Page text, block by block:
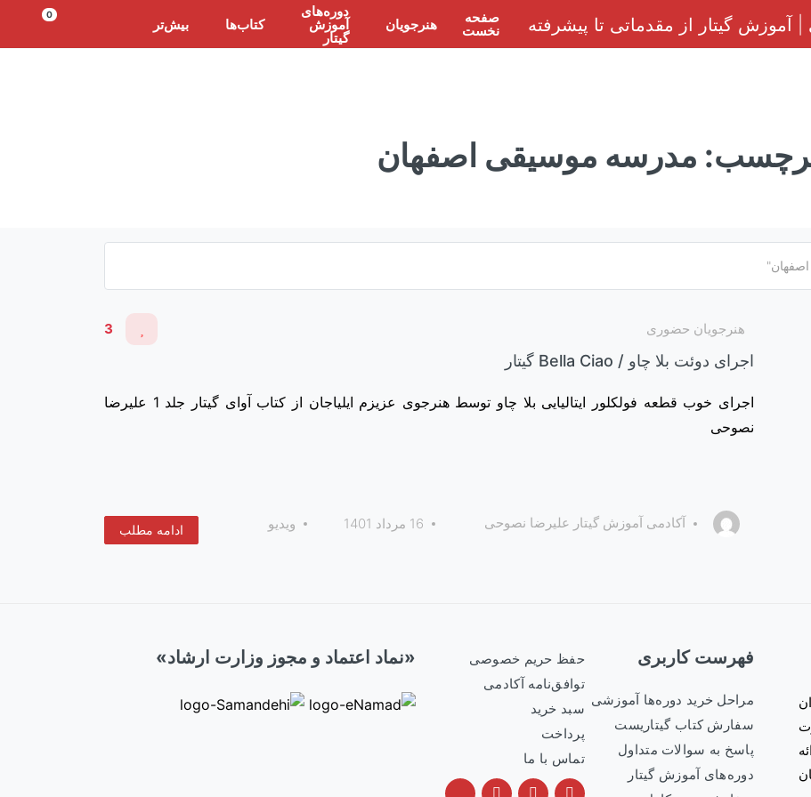
صفحه
نخست هنرجویان
دوره‌های
آموزش
گیتار
کتاب‌ها بیش‌تر
0
مدرسه موسیقی اصفهان
هنرجویان حضوری 3
اجرای دوئت بلا چاو / Bella Ciao گیتار
اجرای خوب قطعه فولکلور ایتالیایی بلا چاو توسط هنرجوی عزیزم ایلیاجان از کتاب آوای گیتار جلد 1 علیرضا
نصوحی
آکادمی آموزش گیتار علیرضا نصوحی 16 مرداد 1401 ویدیو ادامه مطلب
فهرست کاربری
مراحل خرید دوره‌ها آموزشی
سفارش کتاب گیتاریست
پاسخ به سوالات متداول
دوره‌های آموزش گیتار
حفظ حریم خصوصی
توافق‌نامه آکادمی
سبد خرید
پرداخت
تماس با ما
«نماد اعتماد و مجوز وزارت ارشاد»